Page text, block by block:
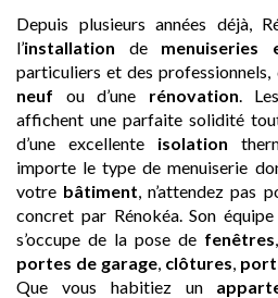
Depuis plusieurs années déjà,
l’installation de menuiseries
particuliers et des professionnels,
neuf ou d’une rénovation .
affichent une parfaite solidité
d’une excellente isolation
importe le type de menuiserie
votre bâtiment , n’attendez pas
concret par Rénokéa. Son équipe
s’occupe de la pose de fenêtres
portes de garage clôtures
Que vous habitiez un